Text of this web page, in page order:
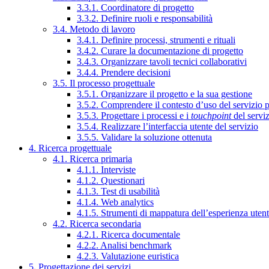
3.3.1. Coordinatore di progetto
3.3.2. Definire ruoli e responsabilità
3.4. Metodo di lavoro
3.4.1. Definire processi, strumenti e rituali
3.4.2. Curare la documentazione di progetto
3.4.3. Organizzare tavoli tecnici collaborativi
3.4.4. Prendere decisioni
3.5. Il processo progettuale
3.5.1. Organizzare il progetto e la sua gestione
3.5.2. Comprendere il contesto d’uso del servizio
3.5.3. Progettare i processi e i touchpointdel
3.5.4. Realizzare l’interfaccia utente del servizio
3.5.5. Validare la soluzione ottenuta
4. Ricerca progettuale
4.1. Ricerca primaria
4.1.1. Interviste
4.1.2. Questionari
4.1.3. Test di usabilità
4.1.4. Web analytics
4.1.5. Strumenti di mappatura dell’esperienza
4.2. Ricerca secondaria
4.2.1. Ricerca documentale
4.2.2. Analisi benchmark
4.2.3. Valutazione euristica
5. Progettazione dei servizi